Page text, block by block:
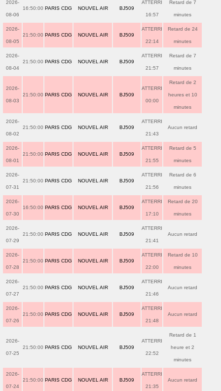
2026-
08-06
16:50:00 PARIS CDG NOUVEL AIR BJ509
ATTERRI
16:57
Retard de 7
minutes
2026-
08-05
21:50:00 PARIS CDG NOUVEL AIR BJ509
ATTERRI
22:14
Retard de 24
minutes
2026-
08-04
21:50:00 PARIS CDG NOUVEL AIR BJ509
ATTERRI
21:57
Retard de 7
minutes
2026-
08-03
21:50:00 PARIS CDG NOUVEL AIR BJ509
ATTERRI
00:00
Retard de 2
heures et 10
minutes
2026-
08-02
21:50:00 PARIS CDG NOUVEL AIR BJ509
ATTERRI
21:43
Aucun retard
2026-
08-01
21:50:00 PARIS CDG NOUVEL AIR BJ509
ATTERRI
21:55
Retard de 5
minutes
2026-
07-31
21:50:00 PARIS CDG NOUVEL AIR BJ509
ATTERRI
21:56
Retard de 6
minutes
2026-
07-30
16:50:00 PARIS CDG NOUVEL AIR BJ509
ATTERRI
17:10
Retard de 20
minutes
2026-
07-29
21:50:00 PARIS CDG NOUVEL AIR BJ509
ATTERRI
21:41
Aucun retard
2026-
07-28
21:50:00 PARIS CDG NOUVEL AIR BJ509
ATTERRI
22:00
Retard de 10
minutes
2026-
07-27
21:50:00 PARIS CDG NOUVEL AIR BJ509
ATTERRI
21:46
Aucun retard
2026-
07-26
21:50:00 PARIS CDG NOUVEL AIR BJ509
ATTERRI
21:48
Aucun retard
2026-
07-25
21:50:00 PARIS CDG NOUVEL AIR BJ509
ATTERRI
22:52
Retard de 1
heure et 2
minutes
2026-
07-24
21:50:00 PARIS CDG NOUVEL AIR BJ509
ATTERRI
21:35
Aucun retard